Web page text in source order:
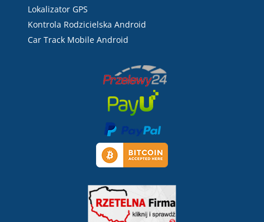
Lokalizator GPS
Kontrola Rodzicielska Android
Car Track Mobile Android